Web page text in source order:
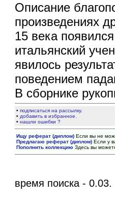
Описание
произведениях
15 века
итальянский
явилось
поведением
В сборнике
•подписаться на рассылку.
• добавить в избранное.
•нашли ошибки ?
Ищу реферат (диплом) Если вы не
Предлагаю реферат (диплом) Если у
Пополнить коллекцию Здесь вы
время поиска - 0.03.